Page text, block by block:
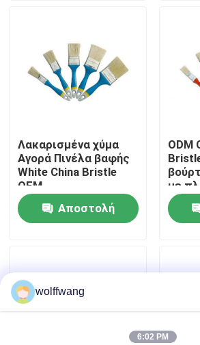
Γύρος εργοστασίων
επαφή
Νέα
Πινέλο βαφής σπιτιού
Βούρτσα συνθετικού νήματος
Λακαρισμένα χύμα
Αγορά Πινέλα βαφής
White China Bristle
OEM
Αποστολή
ODM
με
wolffwang
6:02 PM